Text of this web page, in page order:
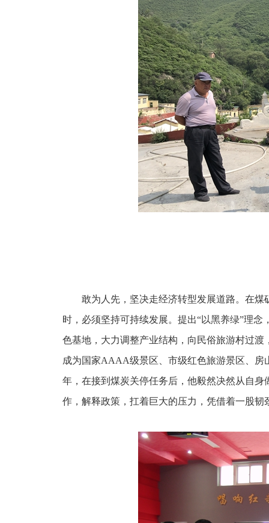
敢为人先，坚决走经济转型发展道路。在
时，必须坚持可持续发展。提出“以黑养绿”理念
色基地，大力调整产业结构，向民俗旅游村过
成为国家AAAA级景区、市级红色旅游景区、房
年，在接到煤炭关停任务后，他毅然决然从自
作，解释政策，扛着巨大的压力，凭借着一股